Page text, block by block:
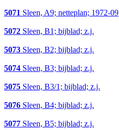
5071 Sleen, A9; netteplan; 1972-09
5072 Sleen, B1; bijblad; z.j.
5073 Sleen, B2; bijblad; z.j.
5074 Sleen, B3; bijblad; z.j.
5075 Sleen, B3/1; bijblad; z.j.
5076 Sleen, B4; bijblad; z.j.
5077 Sleen, B5; bijblad; z.j.